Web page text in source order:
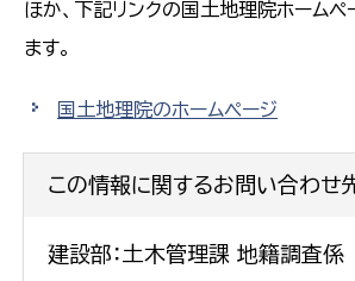
ほか、下記リンクの国土地理院ホーム
ます。
国土地理院のホームページ
この情報に関するお問い合わせ
建設部：土木管理課 地籍調査係